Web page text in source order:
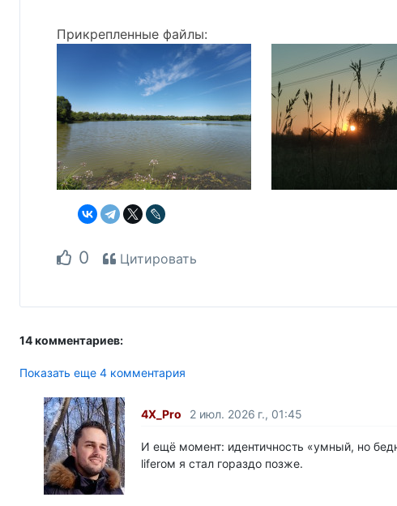
Прикрепленные файлы:
0 Цитировать
14 комментариев:
Показать еще 4 комментария
4X_Pro 2 июл. 2026 г., 01:45
И ещё момент: идентичность «умный, но
liferом я стал гораздо позже.